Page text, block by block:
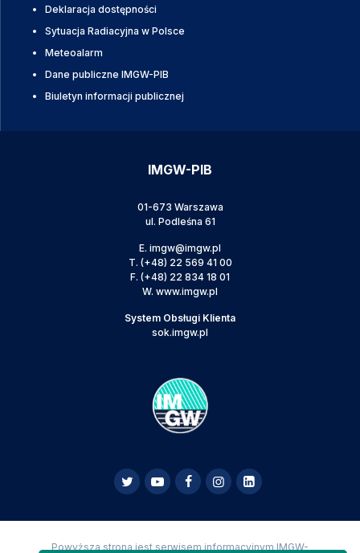
Deklaracja dostępności
Sytuacja Radiacyjna w Polsce
Meteoalarm
Dane publiczne IMGW-PIB
Biuletyn informacji publicznej
IMGW-PIB
01-673 Warszawa
ul. Podleśna 61
E. imgw@imgw.pl
T. (+48) 22 569 41 00
F. (+48) 22 834 18 01
W. www.imgw.pl
System Obsługi Klienta
sok.imgw.pl
Powyższa strona jest serwisem informacyjnym IMGW-